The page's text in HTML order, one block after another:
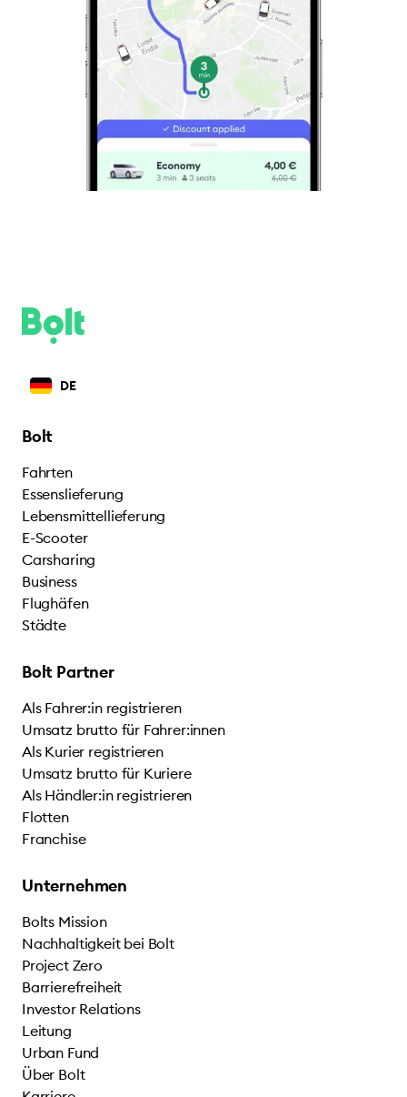
DE
Bolt
Fahrten
Essenslieferung
Lebensmittellieferung
E-Scooter
Carsharing
Business
Flughäfen
Städte
Bolt Partner
Als Fahrer:in registrieren
Umsatz brutto für Fahrer:innen
Als Kurier registrieren
Umsatz brutto für Kuriere
Als Händler:in registrieren
Flotten
Franchise
Unternehmen
Bolts Mission
Nachhaltigkeit bei Bolt
Project Zero
Barrierefreiheit
Investor Relations
Leitung
Urban Fund
Über Bolt